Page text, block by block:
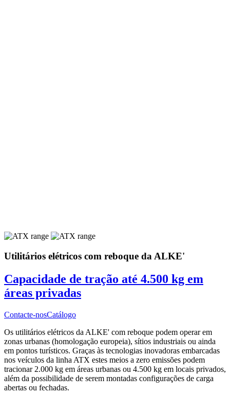
Utilitários elétricos com reboque da ALKE'
Capacidade de tração até 4.500 kg em
áreas privadas
Contacte-nosCatálogo
Os utilitários elétricos da ALKE' com reboque podem operar em
zonas urbanas (homologação europeia), sítios industriais ou ainda
em pontos turísticos. Graças às tecnologias inovadoras embarcadas
nos veículos da linha ATX estes meios a zero emissões podem
tracionar 2.000 kg em áreas urbanas ou 4.500 kg em locais privados,
além da possibilidade de serem montadas configurações de carga
abertas ou fechadas.